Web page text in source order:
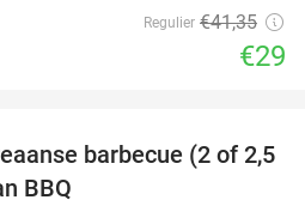
Regulier €41,35
€29
30%
barbecue (2 of 2,5
BBQ